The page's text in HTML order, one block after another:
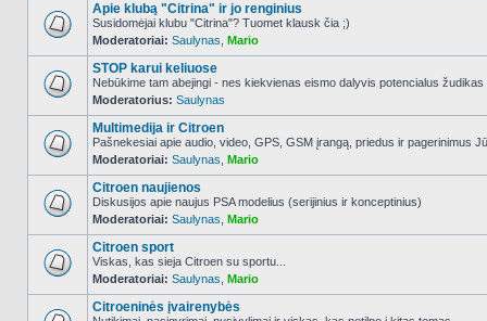
NO_UNREAD_POSTS
Apie klubą "Citrina" ir jo renginius
Susidomėjai klubu "Citrina"? Tuomet klausk čia ;)
Moderatoriai: Saulynas Mario
NO_UNREAD_POSTS
STOP karui keliuose
Nebūkime tam abejingi - nes kiekvienas eismo dalyvis potencialus žudikas
Moderatorius: Saulynas
NO_UNREAD_POSTS
Multimedija ir Citroen
Pašnekesiai apie audio, video, GPS, GSM įrangą, priedus ir pagerinimus
Moderatoriai: Saulynas Mario
NO_UNREAD_POSTS
Citroen naujienos
Diskusijos apie naujus PSA modelius (serijinius ir konceptinius)
Moderatoriai: Saulynas Mario
NO_UNREAD_POSTS
Citroen sport
Viskas, kas sieja Citroen su sportu...
Moderatoriai: Saulynas Mario
Citroeninės įvairenybės